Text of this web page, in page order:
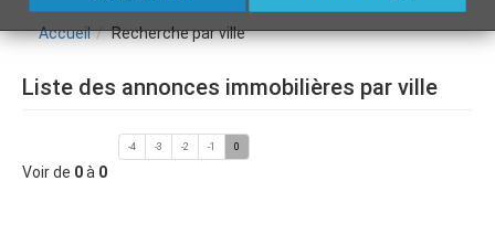
Accueil Recherche par ville
Liste des annonces immobilières par ville
Voir de 0à 0
-4 -3 -2 -1 0